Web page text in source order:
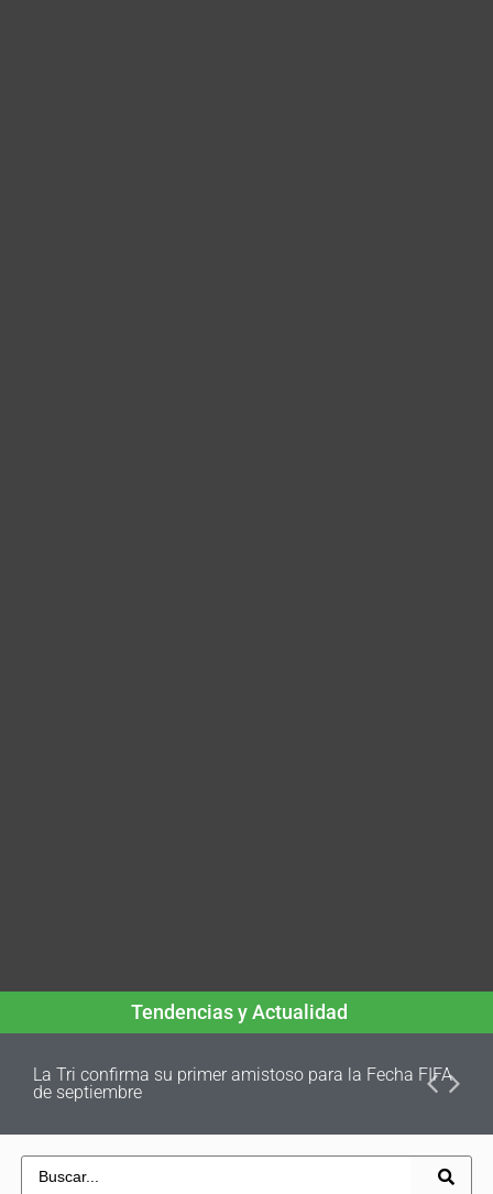
Tendencias y Actualidad
La Tri confirma su primer amistoso para la Fecha FIFA
de septiembre